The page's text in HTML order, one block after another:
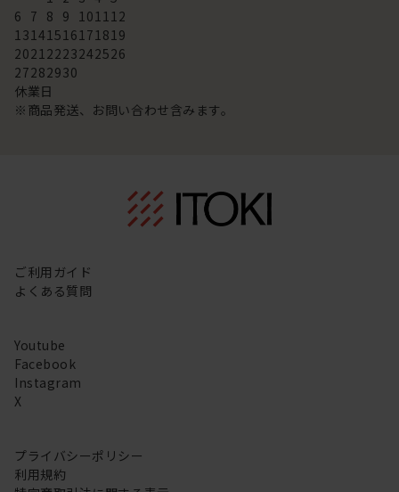
6 7 8 9 101112
13141516171819
20212223242526
27282930
休業日
※商品発送、お問い合わせ含みます。
ご利用ガイド
よくある質問
Youtube
Facebook
Instagram
X
プライバシーポリシー
利用規約